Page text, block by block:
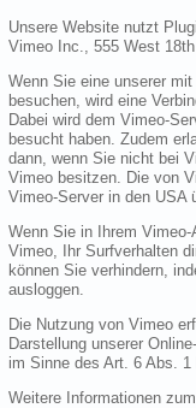
Unsere Website nutzt
Vimeo Inc., 555 West
Wenn Sie eine unserer
besuchen, wird eine
Dabei wird dem Vimeo-
besucht haben. Zudem
dann, wenn Sie nicht bei
Vimeo besitzen. Die von
Vimeo-Server in den USA
Wenn Sie in Ihrem
Vimeo, Ihr Surfverhalten
können Sie verhindern,
ausloggen.
Die Nutzung von Vimeo
Darstellung unserer
im Sinne des Art. 6 Abs. 1
Weitere Informationen